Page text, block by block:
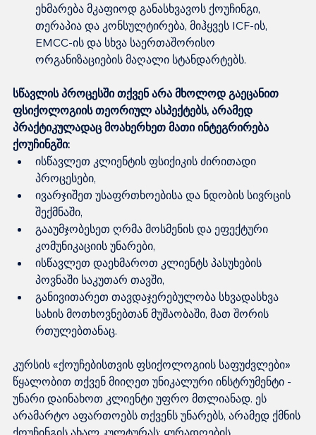
ეხმარება მკაფიოდ განასხვავოს ქოუჩინგი,
თერაპია და კონსულტირება, მიჰყვეს ICF-ის,
EMCC-ის და სხვა საერთაშორისო
ორგანიზაციების მაღალი სტანდარტებს.
სწავლის პროცესში თქვენ არა მხოლოდ გაეცანით
ფსიქოლოგიის თეორიულ ასპექტებს, არამედ
პრაქტიკულადაც მოახერხეთ მათი ინტეგრირება
ქოუჩინგში:
ისწავლეთ კლიენტის ფსიქიკის ძირითადი
პროცესები,
ივარჯიშეთ უსაფრთხოებისა და ნდობის სივრცის
შექმნაში,
გააუმჯობესეთ ღრმა მოსმენის და ეფექტური
კომუნიკაციის უნარები,
ისწავლეთ დაეხმაროთ კლიენტს პასუხების
პოვნაში საკუთარ თავში,
განივითარეთ თავდაჯერებულობა სხვადასხვა
სახის მოთხოვნებთან მუშაობაში, მათ შორის
რთულებთანაც.
კურსის «ქოუჩებისთვის ფსიქოლოგიის საფუძვლები»
წყალობით თქვენ მიიღეთ უნიკალური ინსტრუმენტი -
უნარი დაინახოთ კლიენტი უფრო მთლიანად. ეს
არამარტო აფართოებს თქვენს უნარებს, არამედ ქმნის